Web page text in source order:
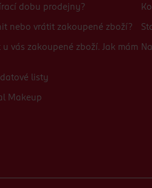
dobu prodejny?
nebo vrátit zakoupené zboží?
vás zakoupené zboží. Jak mám
listy
Makeup